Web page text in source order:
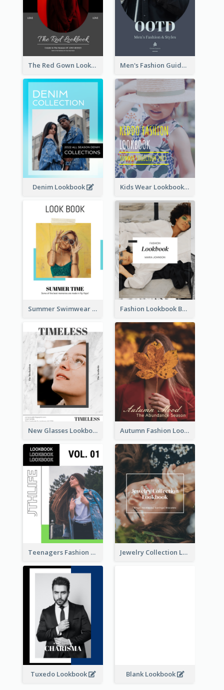
The Red Gown Lookbook Men's Fashion Guide Lookbook
Denim Lookbook Kids Wear Lookbook
Summer Swimwear Lookbook Fashion Lookbook Business Portfolio
New Glasses Lookbook Autumn Fashion Lookbook
Teenagers Fashion Lookbook Jewelry Collection Lookbook
Tuxedo Lookbook Blank Lookbook